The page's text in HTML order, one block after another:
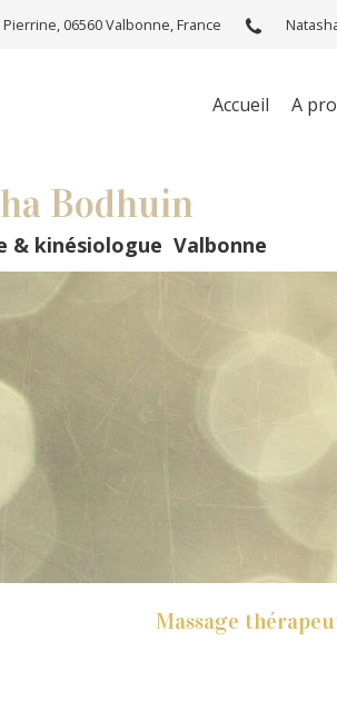
06560 Valbonne, France
Accueil A
Bodhuin
& kinésiologue Valbonne
Massage